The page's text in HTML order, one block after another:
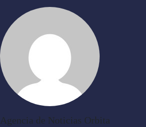
Agencia de Noticias Orbita